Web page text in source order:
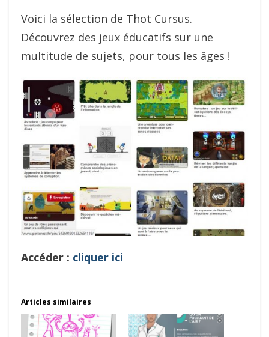
Voici la sélection de Thot Cursus.
Découvrez des jeux éducatifs sur une
multitude de sujets, pour tous les âges !
Accéder : cliquer ici
Articles similaires